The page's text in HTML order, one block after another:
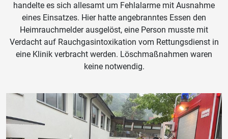
handelte es sich allesamt um Fehlalarme mit Ausnahme
eines Einsatzes. Hier hatte angebranntes Essen den
Heimrauchmelder ausgelöst, eine Person musste mit
Verdacht auf Rauchgasintoxikation vom Rettungsdienst in
eine Klinik verbracht werden. Löschmaßnahmen waren
keine notwendig.